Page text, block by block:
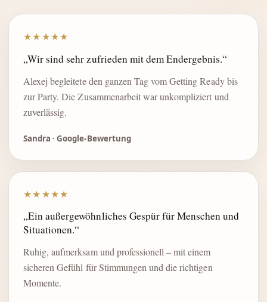
★★★★★
„Wir sind sehr zufrieden mit dem Endergebnis.“
Alexej begleitete den ganzen Tag vom Getting Ready bis
zur Party. Die Zusammenarbeit war unkompliziert und
zuverlässig.
Sandra · Google-Bewertung
★★★★★
„Ein außergewöhnliches Gespür für Menschen und
Situationen.“
Ruhig, aufmerksam und professionell – mit einem
sicheren Gefühl für Stimmungen und die richtigen
Momente.